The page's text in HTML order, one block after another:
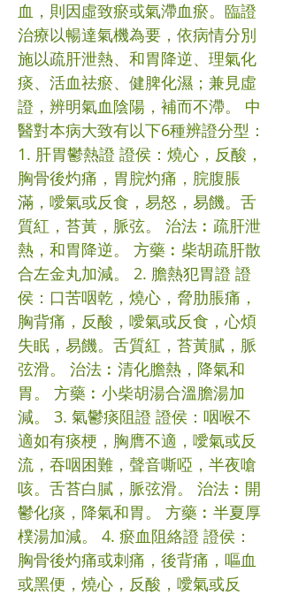
血，則因虛致瘀或氣滯血瘀。臨證
治療以暢達氣機為要，依病情分別
施以疏肝泄熱、和胃降逆、理氣化
痰、活血祛瘀、健脾化濕；兼見虛
證，辨明氣血陰陽，補而不滯。 中
醫對本病大致有以下6種辨證分型：
1. 肝胃鬱熱證 證侯：燒心，反酸，
胸骨後灼痛，胃脘灼痛，脘腹脹
滿，噯氣或反食，易怒，易饑。舌
質紅，苔黃，脈弦。 治法︰疏肝泄
熱，和胃降逆。 方藥︰柴胡疏肝散
合左金丸加減。 2. 膽熱犯胃證 證
侯：口苦咽乾，燒心，脅肋脹痛，
胸背痛，反酸，噯氣或反食，心煩
失眠，易饑。舌質紅，苔黃膩，脈
弦滑。 治法︰清化膽熱，降氣和
胃。 方藥︰小柴胡湯合溫膽湯加
減。 3. 氣鬱痰阻證 證侯：咽喉不
適如有痰梗，胸膺不適，噯氣或反
流，吞咽困難，聲音嘶啞，半夜嗆
咳。舌苔白膩，脈弦滑。 治法︰開
鬱化痰，降氣和胃。 方藥︰半夏厚
樸湯加減。 4. 瘀血阻絡證 證侯：
胸骨後灼痛或刺痛，後背痛，嘔血
或黑便，燒心，反酸，噯氣或反